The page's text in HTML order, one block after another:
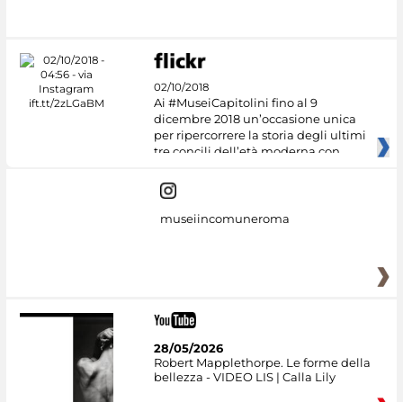
02/10/2018
Ai #MuseiCapitolini fino al 9
dicembre 2018 un’occasione unica
per ripercorrere la storia degli ultimi
tre concili dell’età moderna con
museiincomuneroma
28/05/2026
Robert Mapplethorpe. Le forme della
bellezza - VIDEO LIS | Calla Lily